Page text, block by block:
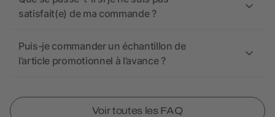
satisfait(e) de ma commande ?
Puis-je commander un échantillon de
l’article promotionnel à l’avance ?
Voir toutes les FAQ